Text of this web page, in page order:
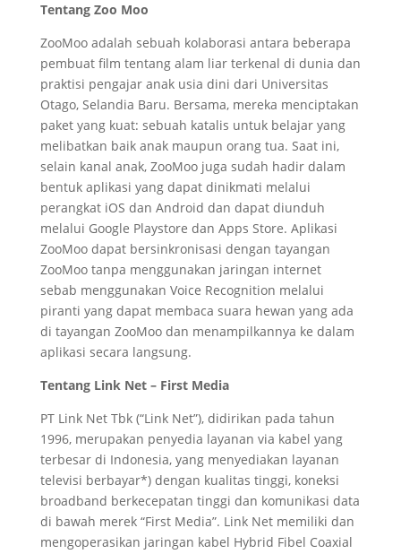
Tentang Zoo Moo
ZooMoo adalah sebuah kolaborasi antara beberapa
pembuat film tentang alam liar terkenal di dunia dan
praktisi pengajar anak usia dini dari Universitas
Otago, Selandia Baru. Bersama, mereka menciptakan
paket yang kuat: sebuah katalis untuk belajar yang
melibatkan baik anak maupun orang tua. Saat ini,
selain kanal anak, ZooMoo juga sudah hadir dalam
bentuk aplikasi yang dapat dinikmati melalui
perangkat iOS dan Android dan dapat diunduh
melalui Google Playstore dan Apps Store. Aplikasi
ZooMoo dapat bersinkronisasi dengan tayangan
ZooMoo tanpa menggunakan jaringan internet
sebab menggunakan Voice Recognition melalui
piranti yang dapat membaca suara hewan yang ada
di tayangan ZooMoo dan menampilkannya ke dalam
aplikasi secara langsung.
Tentang Link Net – First Media
PT Link Net Tbk (“Link Net”), didirikan pada tahun
1996, merupakan penyedia layanan via kabel yang
terbesar di Indonesia, yang menyediakan layanan
televisi berbayar*) dengan kualitas tinggi, koneksi
broadband berkecepatan tinggi dan komunikasi data
di bawah merek “First Media”. Link Net memiliki dan
mengoperasikan jaringan kabel Hybrid Fibel Coaxial